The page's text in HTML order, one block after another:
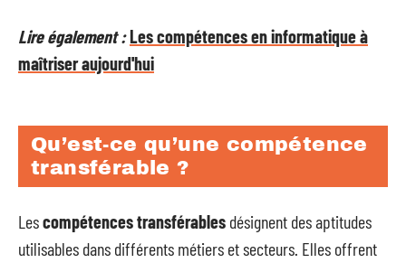
Lire également :Les compétences en informatique à
maîtriser aujourd'hui
Qu’est-ce qu’une compétence
transférable ?
Lescompétences transférables désignent des aptitudes
utilisables dans différents métiers et secteurs. Elles offrent